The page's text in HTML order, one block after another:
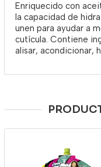
Enriquecido con
la capacidad de
unen para ayudar a
cutícula. Contiene
alisar, acondicionar,